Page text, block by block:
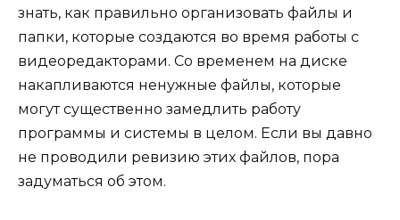
знать, как правильно организовать файлы и
папки, которые создаются во время работы с
видеоредакторами. Со временем на диске
накапливаются ненужные файлы, которые
могут существенно замедлить работу
программы и системы в целом. Если вы давно
не проводили ревизию этих файлов, пора
задуматься об этом.